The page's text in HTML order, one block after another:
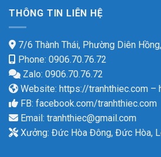
THÔNG TIN LIÊN HỆ
7/6 Thành Thái, Phường Diên
Phone: 0906.70.76.72
Zalo: 0906.70.76.72
Website: https://tranhthiec.com –
FB: facebook.com/tranhthiec.com
Email: tranhthiec@gmail.com
Xưởng: Đức Hòa Đông, Đức Hòa,